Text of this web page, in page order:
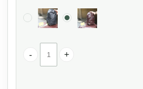
Túi nam đeo trước ngực da bò